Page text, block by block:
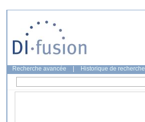
Recherche avancée Historique de recherche